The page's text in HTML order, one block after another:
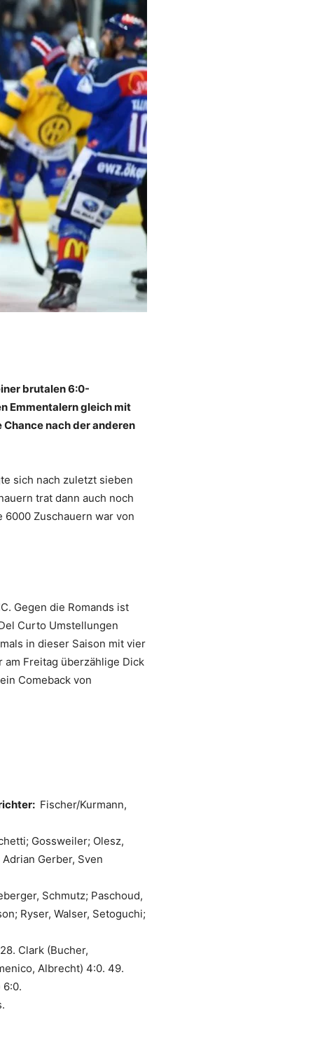
brutalen 6:0-
Emmentalern gleich mit
nach der anderen
sich nach zuletzt sieben
trat dann auch noch
6000 Zuschauern war von
Gegen die Romands ist
Curto Umstellungen
in dieser Saison mit vier
Freitag überzählige Dick
Comeback von
Fischer/Kurmann,
Gossweiler; Olesz,
Gerber, Sven
Schmutz; Paschoud,
Ryser, Walser, Setoguchi;
Clark (Bucher,
Albrecht) 4:0. 49.
6:0.